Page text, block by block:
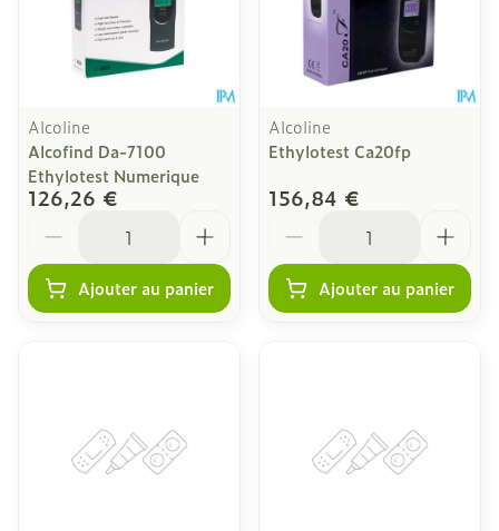
Alcoline
Alcofind Da-7100
Ethylotest Numerique
126,26 €
Ajouter au panier
Alcoline
Ethylotest Ca20fp
156,84 €
Ajouter au panier